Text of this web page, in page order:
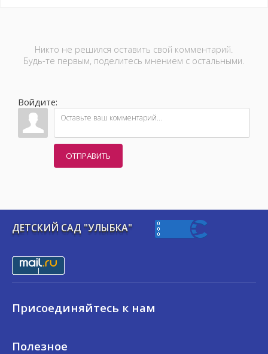
Никто не решился оставить свой комментарий.
Будь-те первым, поделитесь мнением с остальными.
Войдите:
ОТПРАВИТЬ
ДЕТСКИЙ САД "УЛЫБКА"
Присоединяйтесь к нам
Полезное